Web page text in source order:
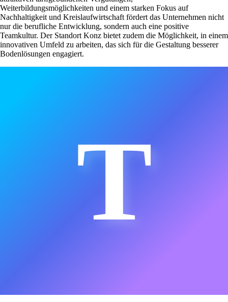
Weiterbildungsmöglichkeiten und einem starken Fokus auf
Nachhaltigkeit und Kreislaufwirtschaft fördert das Unternehmen nicht
nur die berufliche Entwicklung, sondern auch eine positive
Teamkultur. Der Standort Konz bietet zudem die Möglichkeit, in einem
innovativen Umfeld zu arbeiten, das sich für die Gestaltung besserer
Bodenlösungen engagiert.
T